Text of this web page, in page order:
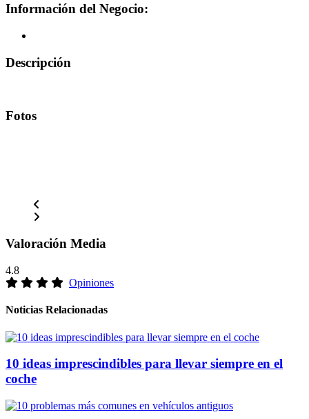
Información del Negocio:
Descripción
Fotos
Valoración Media
4.8
Opiniones
Noticias Relacionadas
10 ideas imprescindibles para llevar siempre en el
coche